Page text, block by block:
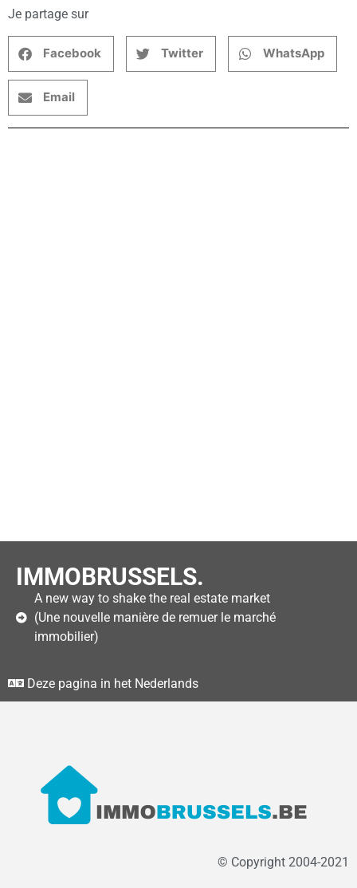
Je partage sur
Facebook Twitter WhatsApp
Email
IMMOBRUSSELS.
A new way to shake the real estate market
(Une nouvelle manière de remuer le marché
immobilier)
Deze pagina in het Nederlands
© Copyright 2004-2021